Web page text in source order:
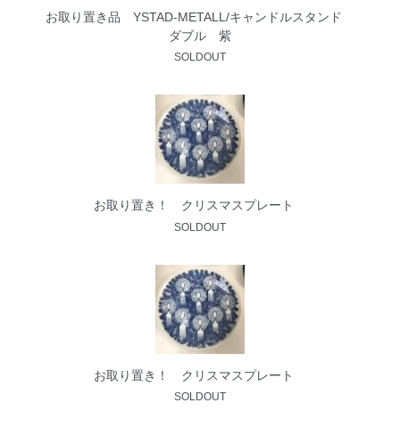
お取り置き品 YSTAD-METALL/キャンドルスタンド
ダブル 紫
SOLDOUT
お取り置き！ クリスマスプレート
SOLDOUT
お取り置き！ クリスマスプレート
SOLDOUT